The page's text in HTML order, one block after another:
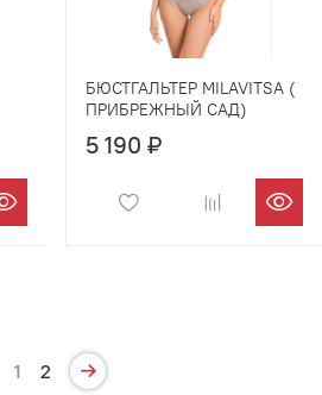
БЮСТГАЛЬТЕР MILAVITSA (
ПРИБРЕЖНЫЙ САД)
5 190 ₽
1 2